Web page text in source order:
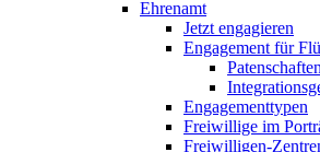
Ehrenamt
Jetzt engagieren
Engagement für
Patenschaften
Engagementtypen
Freiwillige im
Freiwilligen-